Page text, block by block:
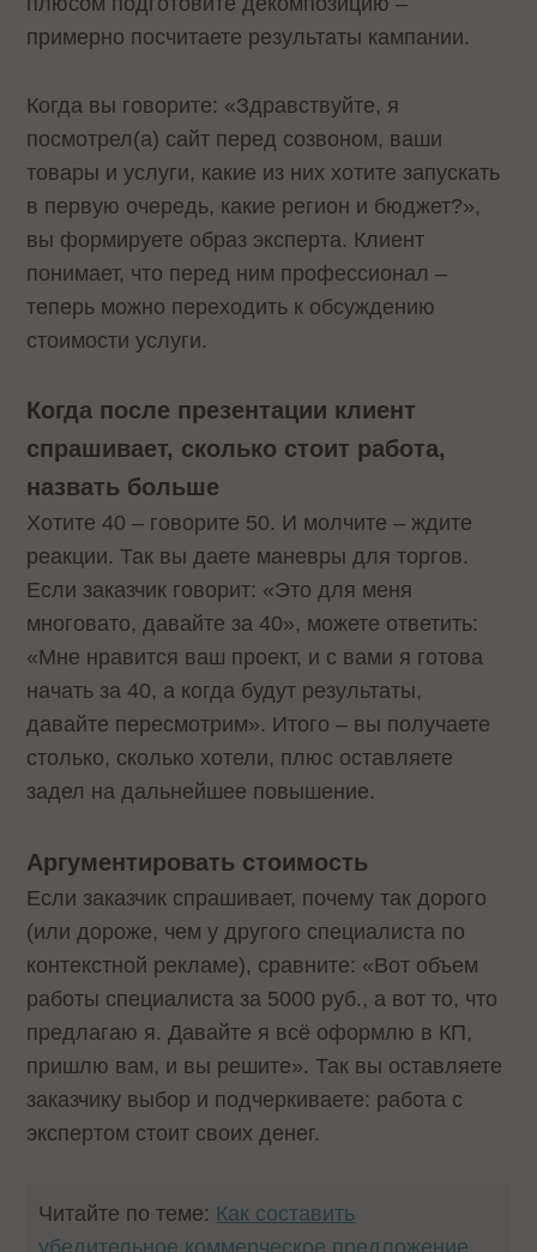
примерно посчитаете результаты кампании.
Когда вы говорите: «Здравствуйте, я
посмотрел(а) сайт перед созвоном, ваши
товары и услуги, какие из них хотите запускать
в первую очередь, какие регион и бюджет?»,
вы формируете образ эксперта. Клиент
понимает, что перед ним профессионал –
теперь можно переходить к обсуждению
стоимости услуги.
Когда после презентации клиент
спрашивает, сколько стоит работа,
назвать больше
Хотите 40 – говорите 50. И молчите – ждите
реакции. Так вы даете маневры для торгов.
Если заказчик говорит: «Это для меня
многовато, давайте за 40», можете ответить:
«Мне нравится ваш проект, и с вами я готова
начать за 40, а когда будут результаты,
давайте пересмотрим». Итого – вы получаете
столько, сколько хотели, плюс оставляете
задел на дальнейшее повышение.
Аргументировать стоимость
Если заказчик спрашивает, почему так дорого
(или дороже, чем у другого специалиста по
контекстной рекламе), сравните: «Вот объем
работы специалиста за 5000 руб., а вот то, что
предлагаю я. Давайте я всё оформлю в КП,
пришлю вам, и вы решите». Так вы оставляете
заказчику выбор и подчеркиваете: работа с
экспертом стоит своих денег.
Читайте по теме: Как составить